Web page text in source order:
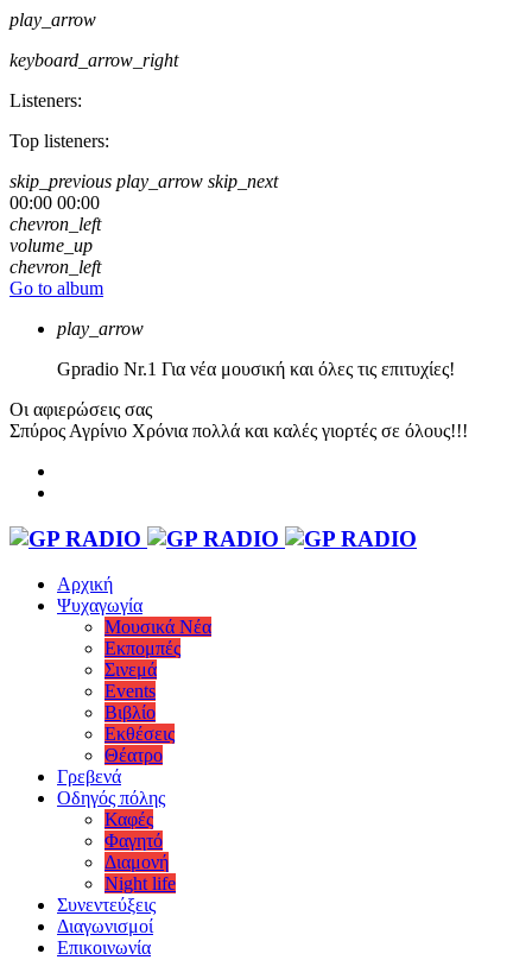
play_arrow
keyboard_arrow_right
Listeners:
Top listeners:
skip_previous play_arrow skip_next
00:00 00:00
chevron_left
volume_up
chevron_left
Go to album
play_arrow
Gpradio Nr.1 Για νέα μουσική και όλες τις επιτυχίες!
Οι αφιερώσεις σας
Σπύρος Αγρίνιο Χρόνια πολλά και καλές γιορτές σε όλους!!!
Αρχική
Ψυχαγωγία
Μουσικά Νέα
Εκπομπές
Σινεμά
Events
Βιβλίο
Εκθέσεις
Θέατρο
Γρεβενά
Οδηγός πόλης
Καφές
Φαγητό
Διαμονή
Night life
Συνεντεύξεις
Διαγωνισμοί
Επικοινωνία